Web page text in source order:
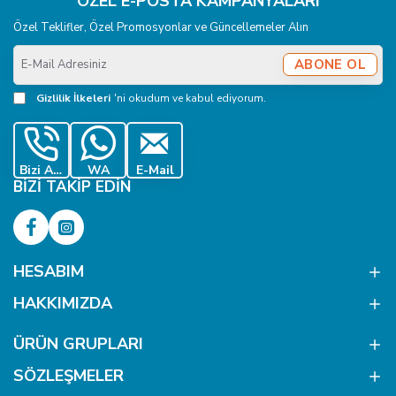
Özel Teklifler, Özel Promosyonlar ve Güncellemeler Alın
E-
Mail
Adresiniz
ABONE OL
Gizlilik İlkeleri 'ni okudum ve kabul ediyorum.
Bizi Ara WA E-Mail
BIZI TAKIP EDIN
HESABIM
HAKKIMIZDA
ÜRÜN GRUPLARI
SÖZLEŞMELER